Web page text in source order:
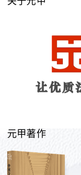
元甲著作